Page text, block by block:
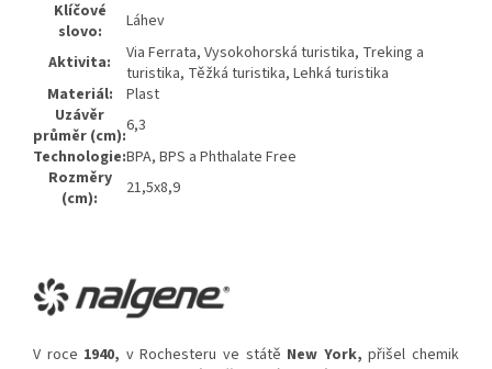
Klíčové
slovo:
Láhev
Aktivita:
Via Ferrata, Vysokohorská turistika, Treking a
turistika, Těžká turistika, Lehká turistika
Materiál:
Plast
Uzávěr
průměr (cm):6,3
Technologie:BPA, BPS a Phthalate Free
Rozměry
(cm):
21,5x8,9
V roce 1940, v Rochesteru ve státě New York, přišel chemik